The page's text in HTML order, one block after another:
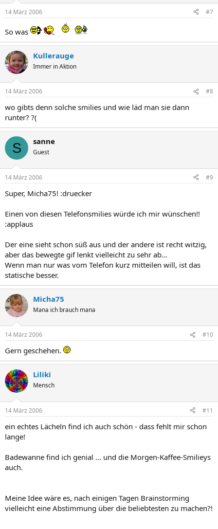
14 März 2006 #7
So was
Kullerauge
Immer in Aktion
14 März 2006 #8
wo gibts denn solche smilies und wie läd man sie dann
runter? ?(
S sanne
Guest
14 März 2006 #9
Super, Micha75! :druecker
Einen von diesen Telefonsmilies würde ich mir wünschen!!
:applaus
Der eine sieht schon süß aus und der andere ist recht witzig,
aber das bewegte gif lenkt vielleicht zu sehr ab...
Wenn man nur was vom Telefon kurz mitteilen will, ist das
statische besser.
Micha75
Mana ich brauch mana
14 März 2006 #10
Gern geschehen.
Liliki
Mensch
14 März 2006 #11
ein echtes Lächeln find ich auch schön - dass fehlt mir schon
lange!
Badewanne find ich genial ... und die Morgen-Kaffee-Smilieys
auch.
Meine Idee wäre es, nach einigen Tagen Brainstorming
vielleicht eine Abstimmung über die beliebtesten zu machen?!